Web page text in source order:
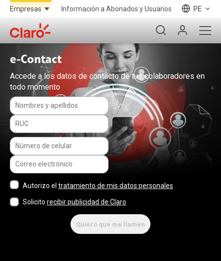
Información a Abonados y Usuarios PE
e-Contact
Accede a los datos de contacto de tus colaboradores en
todo momento
Autorizo el tratamiento de mis datos personales
Solicito recibir publicidad de Claro